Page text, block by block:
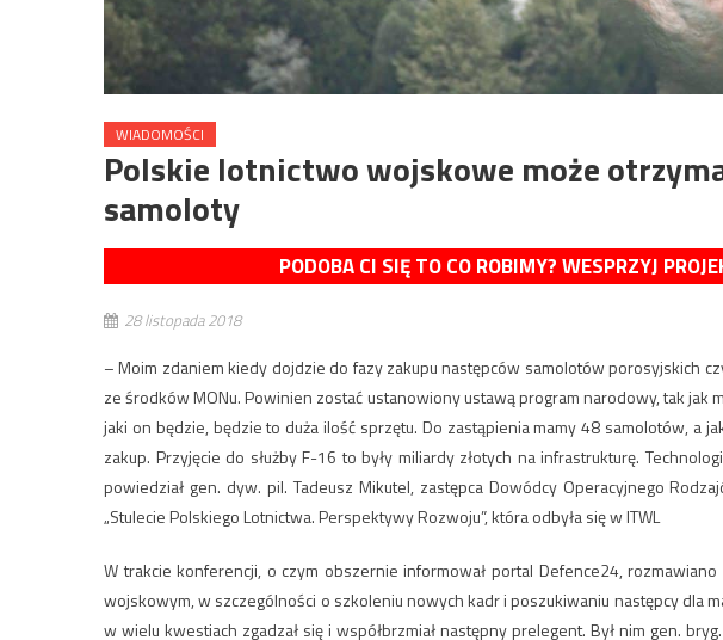
WIADOMOŚCI
Polskie lotnictwo wojskowe może
samoloty
PODOBA CI SIĘ TO CO ROBIMY? WESPRZYJ
28 listopada 2018
– Moim zdaniem kiedy dojdzie do fazy zakupu następców samolotów porosyjskich
ze środków MONu. Powinien zostać ustanowiony ustawą program narodowy, tak jak
jaki on będzie, będzie to duża ilość sprzętu. Do zastąpienia mamy 48 samolotów, a
zakup. Przyjęcie do służby F-16 to były miliardy złotych na infrastrukturę.
powiedział gen. dyw. pil. Tadeusz Mikutel, zastępca Dowódcy Operacyjnego
„Stulecie Polskiego Lotnictwa. Perspektywy Rozwoju”, która odbyła się w ITWL
W trakcie konferencji, o czym obszernie informował portal Defence24,
wojskowym, w szczególności o szkoleniu nowych kadr i poszukiwaniu następcy dla
w wielu kwestiach zgadzał się i współbrzmiał następny prelegent. Był nim gen.